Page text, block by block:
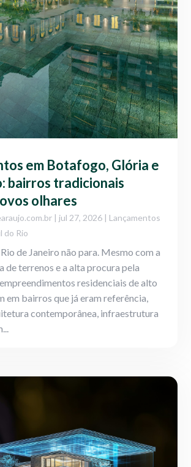
em Botafogo, Glória e
bairros tradicionais
olhares
jul 27, 2026
Lançamentos
do Rio
de Janeiro não para. Mesmo com a
de terrenos e a alta procura pela
residenciais de alto
em bairros que já eram referência,
contemporânea, infraestrutura